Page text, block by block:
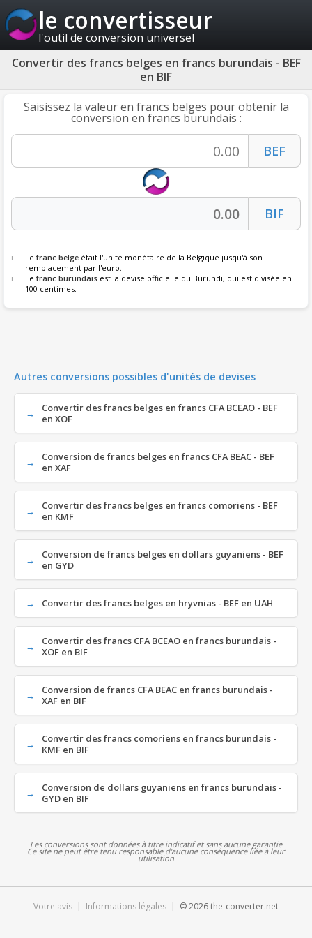
le convertisseur
l'outil de conversion universel
Convertir des francs belges en francs burundais - BEF
en BIF
Saisissez la valeur en francs belges pour obtenir la
conversion en francs burundais :
Lefranc belge était l'unité monétaire de la Belgique jusqu'à son
remplacement par l'euro.
Lefranc burundais est la devise officielle du Burundi, qui est divisée en
100 centimes.
Autres conversions possibles d'unités de devises
Convertir des francs belges en francs CFA BCEAO - BEF
en XOF
Conversion de francs belges en francs CFA BEAC - BEF
en XAF
Convertir des francs belges en francs comoriens - BEF
en KMF
Conversion de francs belges en dollars guyaniens - BEF
en GYD
Convertir des francs belges en hryvnias - BEF en UAH
Convertir des francs CFA BCEAO en francs burundais -
XOF en BIF
Conversion de francs CFA BEAC en francs burundais -
XAF en BIF
Convertir des francs comoriens en francs burundais -
KMF en BIF
Conversion de dollars guyaniens en francs burundais -
GYD en BIF
Les conversions sont données à titre indicatif et sans aucune garantie
Ce site ne peut être tenu responsable d'aucune conséquence liée à leur
utilisation
Votre avis | Informations légales | © 2026 the-converter.net